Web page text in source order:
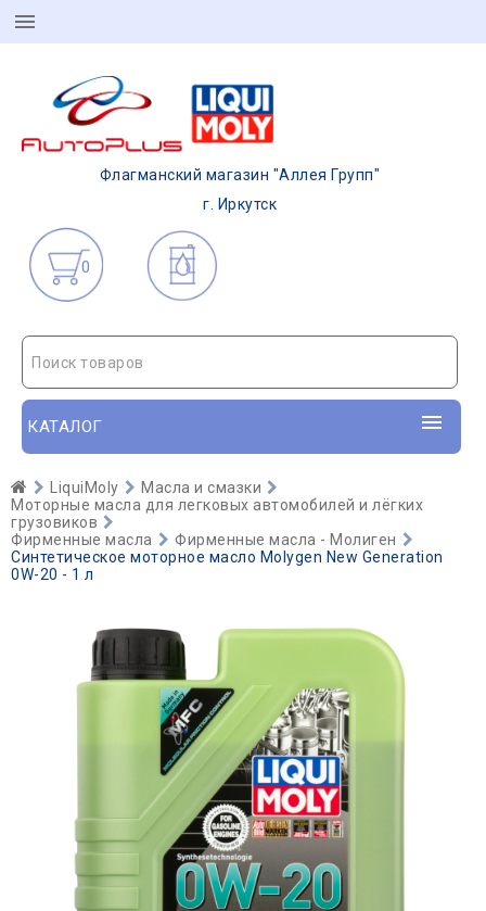
Флагманский магазин "Аллея Групп"
г. Иркутск
0
Поиск товаров
КАТАЛОГ
LiquiMoly
Масла и смазки
Моторные масла для легковых автомобилей и лёгких
грузовиков
Фирменные масла
Фирменные масла - Молиген
Синтетическое моторное масло Molygen New Generation
0W-20 - 1 л